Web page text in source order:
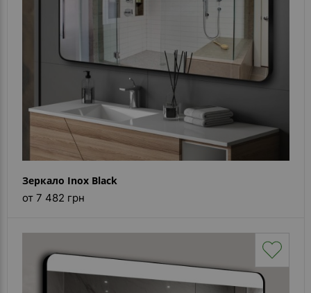
Зеркало Inox Black
от 7 482 грн